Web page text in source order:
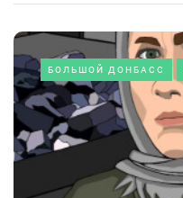
БОЛЬШОЙ ДОНБАСС